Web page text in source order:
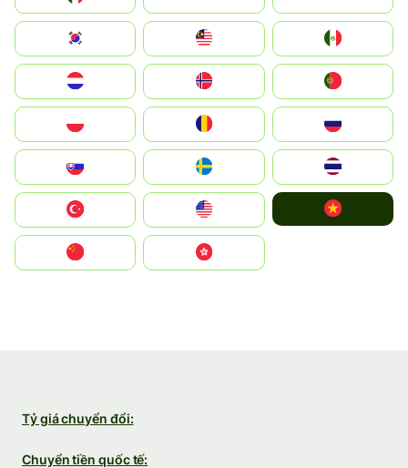
South Korea
United States
中國香港特別行政區
Tỷ giá chuyển đổi:
Chuyển tiền quốc tế: